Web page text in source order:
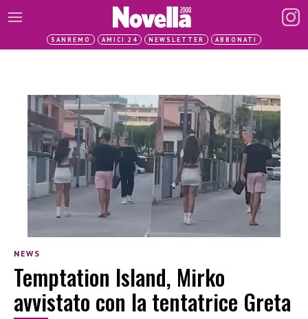
SANREMO AMICI 24 NEWSLETTER ABBONATI
NEWS
Temptation Island, Mirko
avvistato con la tentatrice Greta